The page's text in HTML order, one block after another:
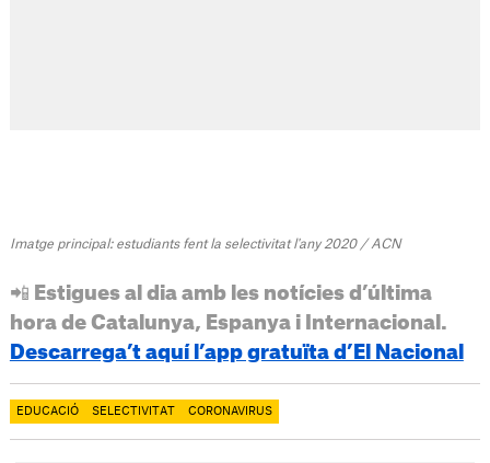
Imatge principal: estudiants fent la selectivitat l'any 2020 / ACN
📲 Estigues al dia amb les notícies d’última
hora de Catalunya, Espanya i Internacional.
Descarrega’t aquí l’app gratuïta d’El Nacional
EDUCACIÓ SELECTIVITAT CORONAVIRUS